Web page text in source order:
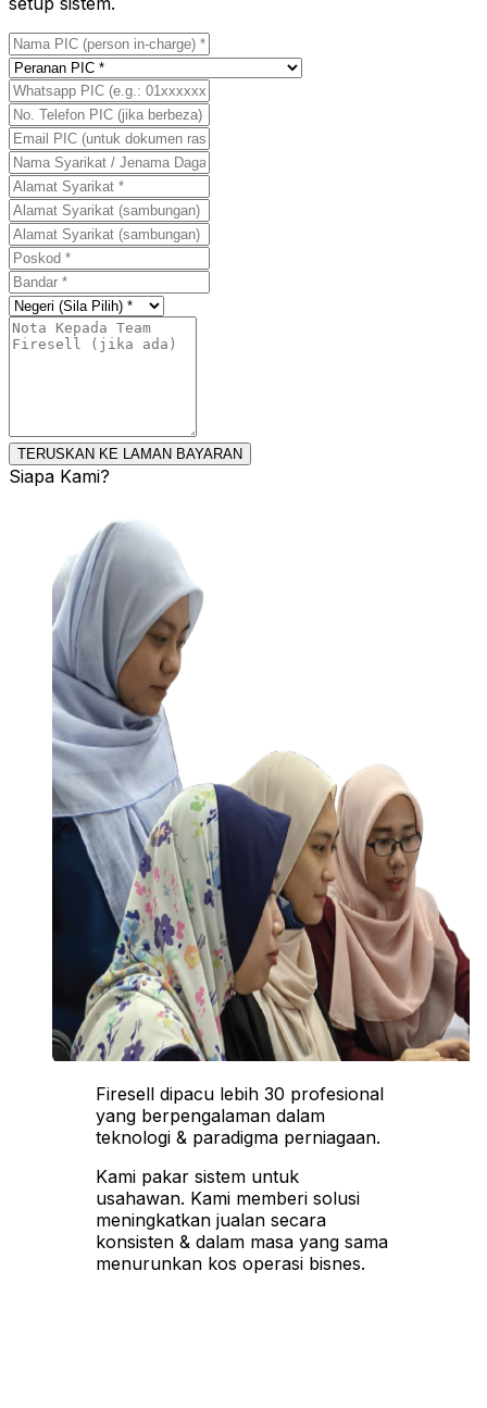
TERUSKAN KE LAMAN BAYARAN
Siapa Kami?
Firesell dipacu lebih 30 profesional
yang berpengalaman dalam
teknologi & paradigma perniagaan.
Kami pakar sistem untuk
usahawan. Kami memberi solusi
meningkatkan jualan secara
konsisten & dalam masa yang sama
menurunkan kos operasi bisnes.